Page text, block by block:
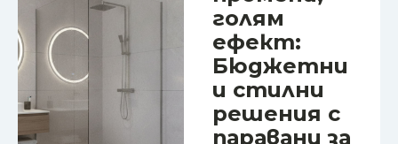
голям
ефект:
Бюджетни
и стилни
решения с
паравани за